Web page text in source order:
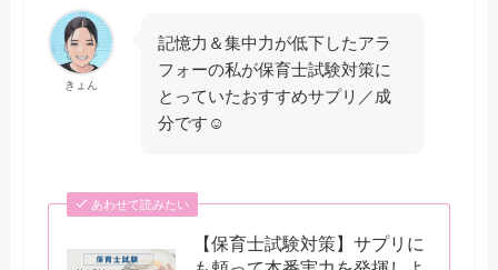
きょん
記憶力＆集中力が低下したアラ
フォーの私が保育士試験対策に
とっていたおすすめサプリ／成
分です☺
あわせて読みたい
【保育士試験対策】サプリに